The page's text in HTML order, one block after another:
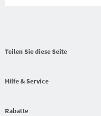
Teilen Sie diese Seite
Hilfe & Service
Rabatte